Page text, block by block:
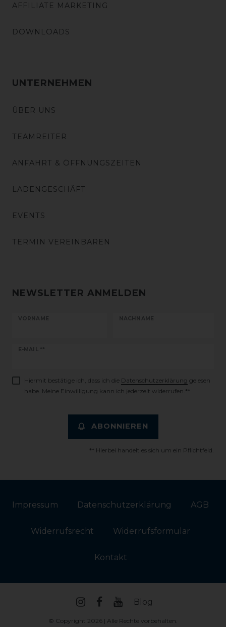
AFFILIATE MARKETING
DOWNLOADS
UNTERNEHMEN
ÜBER UNS
TEAMREITER
ANFAHRT & ÖFFNUNGSZEITEN
LADENGESCHÄFT
EVENTS
TERMIN VEREINBAREN
NEWSLETTER ANMELDEN
VORNAME NACHNAME
E-MAIL **
Newsletter
Hiermit bestätige ich, dass ich die Daten­schutz­erklärung gelesen
habe. Meine Einwilligung kann ich jederzeit widerrufen.**
ABONNIEREN
** Hierbei handelt es sich um ein Pflichtfeld.
Impressum Daten­schutz­erklärung AGB
Widerrufs­recht Widerrufs­formular
Kontakt
Blog
© Copyright 2026 | Alle Rechte vorbehalten.